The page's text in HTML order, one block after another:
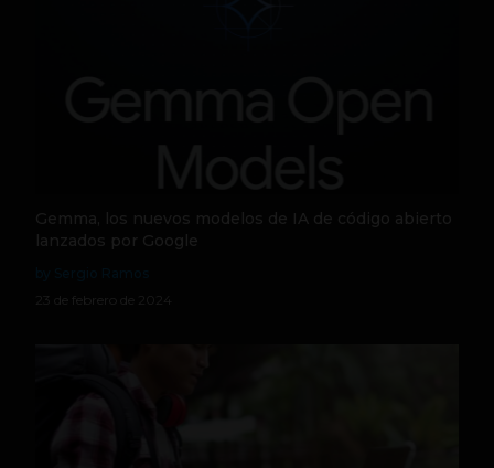
Gemma, los nuevos modelos de IA de código abierto
lanzados por Google
23 de febrero de 2024